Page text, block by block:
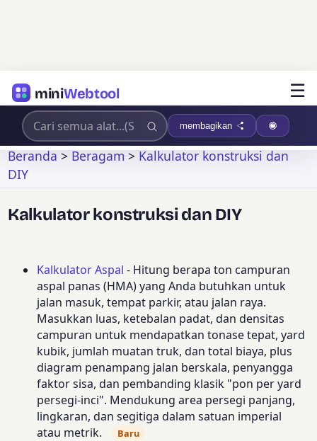
miniWebtool ☰
membagikan
Beranda>Beragam>Kalkulator konstruksi dan
DIY
Kalkulator konstruksi dan DIY
Kalkulator Aspal - Hitung berapa ton campuran
aspal panas (HMA) yang Anda butuhkan untuk
jalan masuk, tempat parkir, atau jalan raya.
Masukkan luas, ketebalan padat, dan densitas
campuran untuk mendapatkan tonase tepat, yard
kubik, jumlah muatan truk, dan total biaya, plus
diagram penampang jalan berskala, penyangga
faktor sisa, dan pembanding klasik "pon per yard
persegi-inci". Mendukung area persegi panjang,
lingkaran, dan segitiga dalam satuan imperial
atau metrik.
Baru